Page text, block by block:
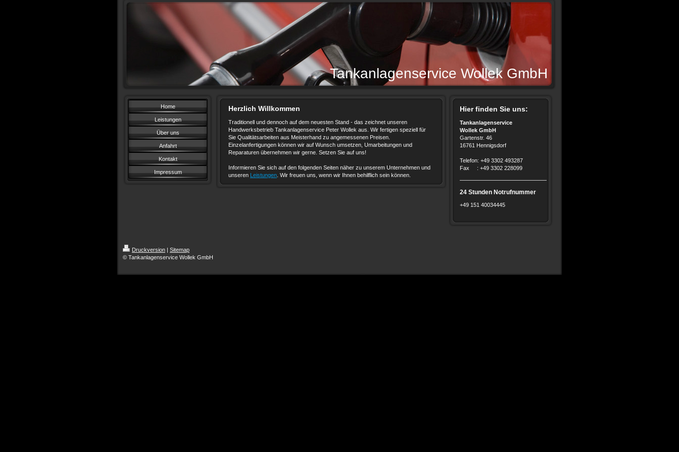
Tankanlagenservice Wollek GmbH
Home
Leistungen
Über uns
Anfahrt
Kontakt
Impressum
Herzlich Willkommen
Traditionell und dennoch auf dem neuesten Stand - das zeichnet unseren
Handwerksbetrieb Tankanlagenservice Peter Wollek aus. Wir fertigen speziell für
Sie Qualitätsarbeiten aus Meisterhand zu angemessenen Preisen.
Einzelanfertigungen können wir auf Wunsch umsetzen, Umarbeitungen und
Reparaturen übernehmen wir gerne. Setzen Sie auf uns!
Informieren Sie sich auf den folgenden Seiten näher zu unserem Unternehmen und
unseren Leistungen . Wir freuen uns, wenn wir Ihnen behilflich sein können.
Hier finden Sie uns:
Tankanlagenservice
Wollek GmbH
Gartenstr. 46
16761 Hennigsdorf
Telefon: +49 3302 493287
Fax : +49 3302 228099
24 Stunden Notrufnummer
+49 151 40034445
Druckversion | Sitemap
© Tankanlagenservice Wollek GmbH